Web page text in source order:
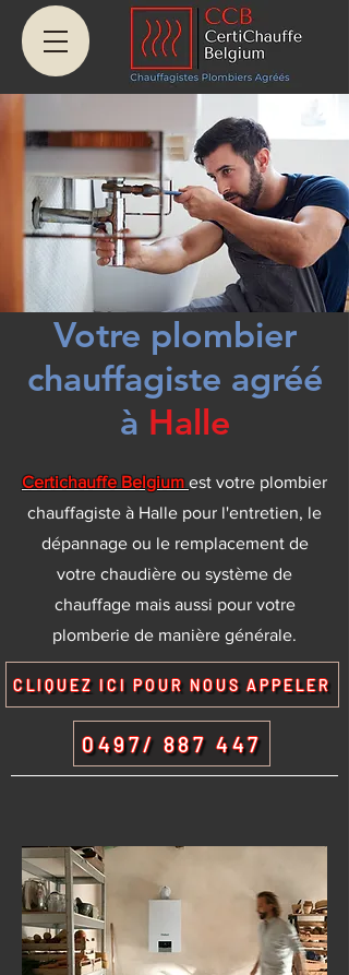
Votre plombier
chauffagiste agréé
à Halle
Certichauffe Belgium est votre plombier
chauffagiste à Halle pour l'entretien, le
dépannage ou le remplacement de
votre chaudière ou système de
chauffage mais aussi pour votre
plomberie de manière générale.
CLIQUEZ ICI POUR NOUS APPELER
0497/ 887 447